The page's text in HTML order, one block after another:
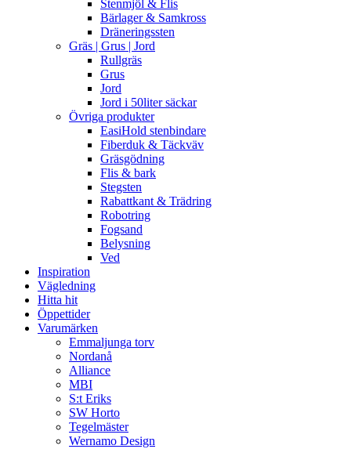
Stenmjöl & Flis
Bärlager & Samkross
Dräneringssten
Gräs | Grus | Jord
Rullgräs
Grus
Jord
Jord i 50liter säckar
Övriga produkter
EasiHold stenbindare
Fiberduk & Täckväv
Gräsgödning
Flis & bark
Stegsten
Rabattkant & Trädring
Robotring
Fogsand
Belysning
Ved
Inspiration
Vägledning
Hitta hit
Öppettider
Varumärken
Emmaljunga torv
Nordanå
Alliance
MBI
S:t Eriks
SW Horto
Tegelmäster
Wernamo Design